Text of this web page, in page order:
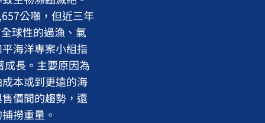
公噸，但近三年
球性的過漁、氣
海洋專案小組指
長。主要原因為
本或到更遠的海
價間的趨勢，還
撈重量。